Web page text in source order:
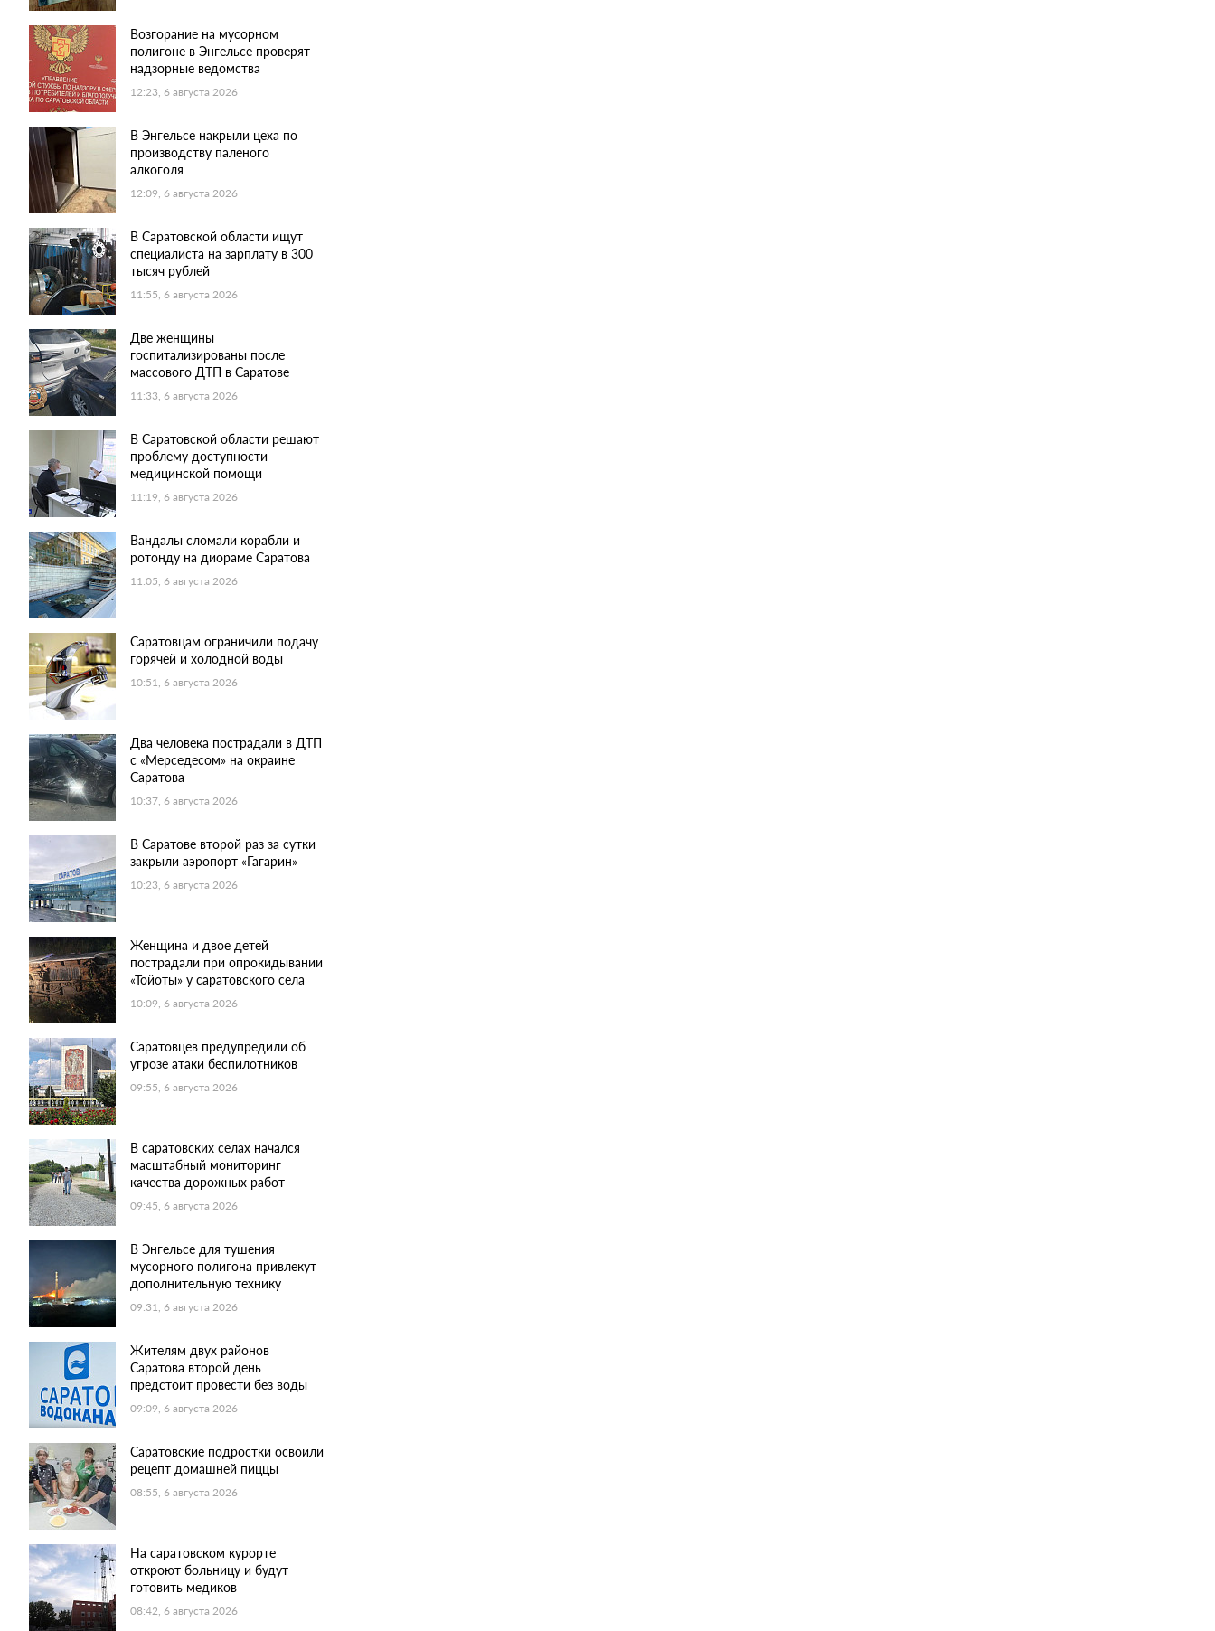
Возгорание на мусорном
полигоне в Энгельсе проверят
надзорные ведомства
12:23, 6 августа 2026
В Энгельсе накрыли цеха по
производству паленого
алкоголя
12:09, 6 августа 2026
В Саратовской области ищут
специалиста на зарплату в 300
тысяч рублей
11:55, 6 августа 2026
Две женщины
госпитализированы после
массового ДТП в Саратове
11:33, 6 августа 2026
В Саратовской области решают
проблему доступности
медицинской помощи
11:19, 6 августа 2026
Вандалы сломали корабли и
ротонду на диораме Саратова
11:05, 6 августа 2026
Саратовцам ограничили подачу
горячей и холодной воды
10:51, 6 августа 2026
Два человека пострадали в ДТП
с «Мерседесом» на окраине
Саратова
10:37, 6 августа 2026
В Саратове второй раз за сутки
закрыли аэропорт «Гагарин»
10:23, 6 августа 2026
Женщина и двое детей
пострадали при опрокидывании
«Тойоты» у саратовского села
10:09, 6 августа 2026
Саратовцев предупредили об
угрозе атаки беспилотников
09:55, 6 августа 2026
В саратовских селах начался
масштабный мониторинг
качества дорожных работ
09:45, 6 августа 2026
В Энгельсе для тушения
мусорного полигона привлекут
дополнительную технику
09:31, 6 августа 2026
Жителям двух районов
Саратова второй день
предстоит провести без воды
09:09, 6 августа 2026
Саратовские подростки освоили
рецепт домашней пиццы
08:55, 6 августа 2026
На саратовском курорте
откроют больницу и будут
готовить медиков
08:42, 6 августа 2026